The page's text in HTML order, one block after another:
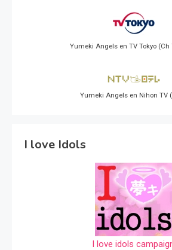
Yumeki Angels en TV Tokyo (Ch
Yumeki Angels en Nihon TV
I love Idols
I love idols